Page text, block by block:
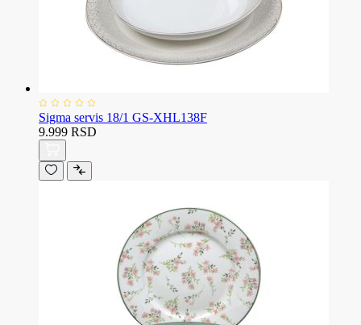
Sigma servis 18/1 GS-XHL138F
9.999 RSD